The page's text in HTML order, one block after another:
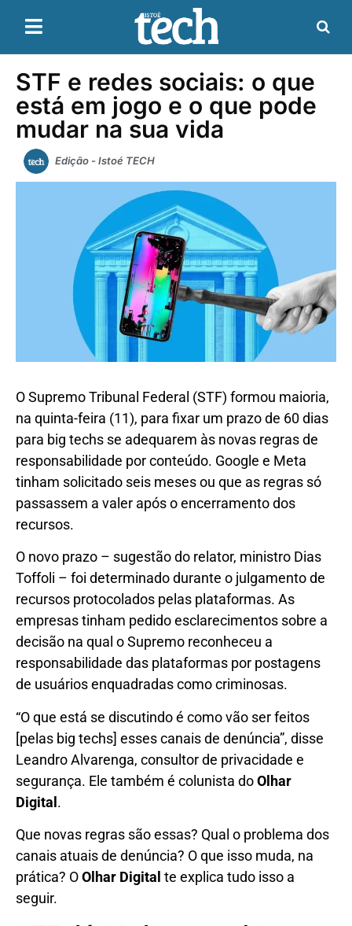
STF e redes sociais: o que
está em jogo e o que pode
mudar na sua vida
Edição - Istoé TECH
O Supremo Tribunal Federal (STF) formou maioria,
na quinta-feira (11), para fixar um prazo de 60 dias
para big techs se adequarem às novas regras de
responsabilidade por conteúdo. Google e Meta
tinham solicitado seis meses ou que as regras só
passassem a valer após o encerramento dos
recursos.
O novo prazo – sugestão do relator, ministro Dias
Toffoli – foi determinado durante o julgamento de
recursos protocolados pelas plataformas. As
empresas tinham pedido esclarecimentos sobre a
decisão na qual o Supremo reconheceu a
responsabilidade das plataformas por postagens
de usuários enquadradas como criminosas.
“O que está se discutindo é como vão ser feitos
[pelas big techs] esses canais de denúncia”, disse
Leandro Alvarenga, consultor de privacidade e
segurança. Ele também é colunista doOlhar
Digital.
Que novas regras são essas? Qual o problema dos
canais atuais de denúncia? O que isso muda, na
prática? OOlhar Digital te explica tudo isso a
seguir.